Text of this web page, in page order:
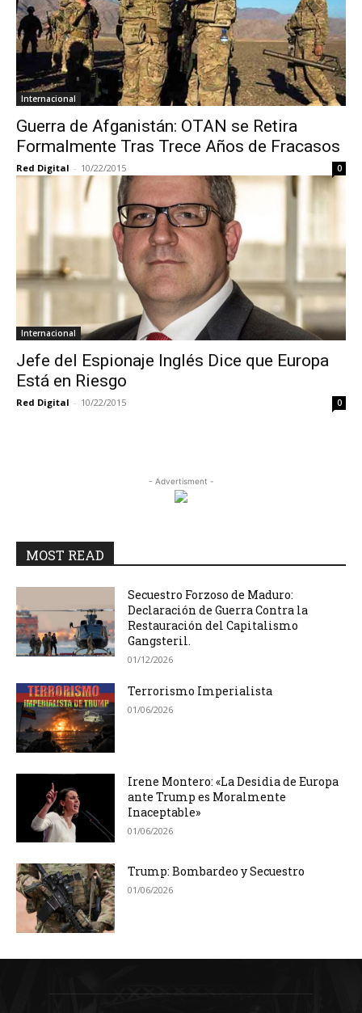
Internacional
Guerra de Afganistán: OTAN se Retira
Formalmente Tras Trece Años de Fracasos
Red Digital - 10/22/2015 0
Internacional
Jefe del Espionaje Inglés Dice que Europa
Está en Riesgo
Red Digital - 10/22/2015 0
- Advertisment -
MOST READ
Secuestro Forzoso de Maduro:
Declaración de Guerra Contra la
Restauración del Capitalismo
Gangsteril.
01/12/2026
Terrorismo Imperialista
01/06/2026
Irene Montero: «La Desidia de Europa
ante Trump es Moralmente
Inaceptable»
01/06/2026
Trump: Bombardeo y Secuestro
01/06/2026